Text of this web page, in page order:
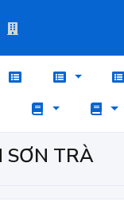
SƠN TRÀ